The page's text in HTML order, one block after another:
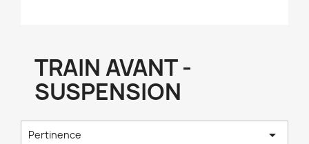
TRAIN AVANT -
SUSPENSION
Pertinence 